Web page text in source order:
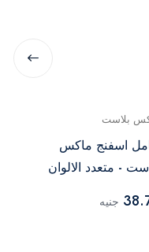
بلاست
اسفنج ماكس
- متعدد الالوان
جنيه